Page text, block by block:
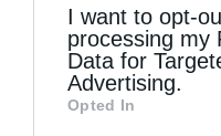
disclose it to other
I want to opt-
processing my
Data for
Advertising.
Opted In
Σταυρό με δωρεά
την αντιμετώπιση
πυρκαγιών